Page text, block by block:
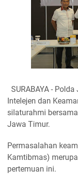
SURABAYA -
Intelejen dan
silaturahmi
Jawa Timur.
Permasalahan
Kamtibmas)
pertemuan ini.